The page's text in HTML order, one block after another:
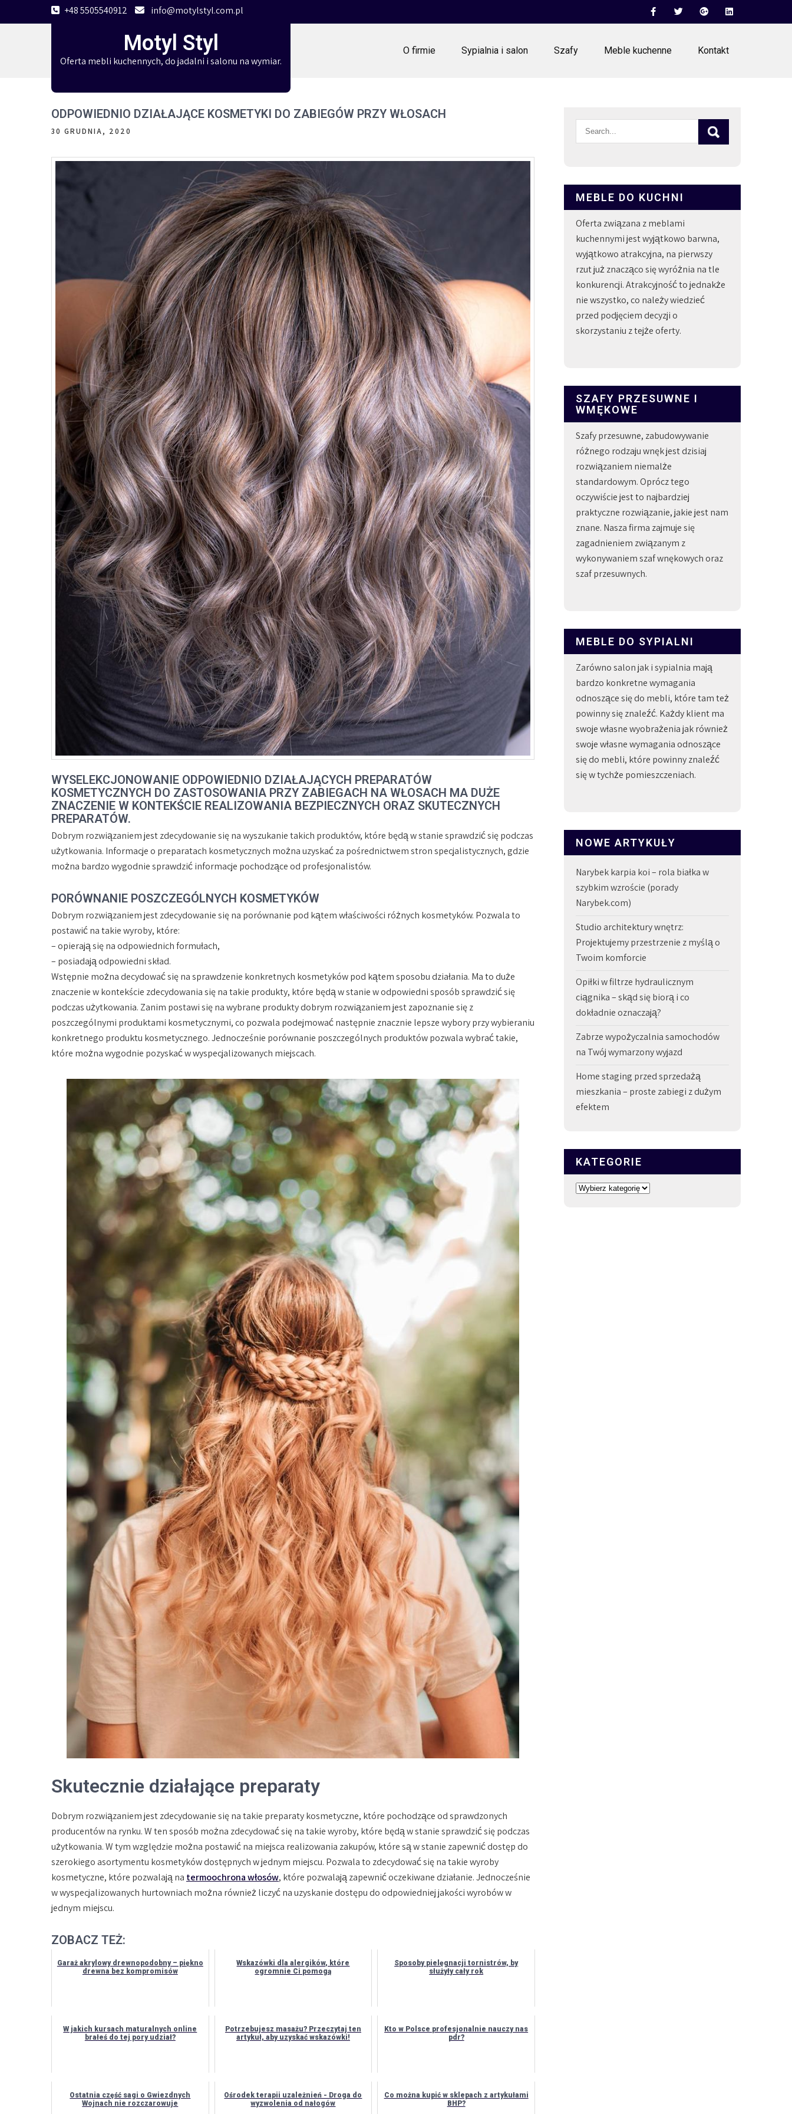
to
+48 5505540912 info@motylstyl.com.pl
Motyl Styl
Oferta mebli kuchennych, do jadalni i salonu na wymiar.
O firmie Sypialnia i salon Szafy Meble kuchenne Kontakt
ODPOWIEDNIO DZIAŁAJĄCE KOSMETYKI DO ZABIEGÓW PRZY WŁOSACH
30 GRUDNIA, 2020
WYSELEKCJONOWANIE ODPOWIEDNIO DZIAŁAJĄCYCH PREPARATÓW
KOSMETYCZNYCH DO ZASTOSOWANIA PRZY ZABIEGACH NA WŁOSACH MA DUŻE
ZNACZENIE W KONTEKŚCIE REALIZOWANIA BEZPIECZNYCH ORAZ SKUTECZNYCH
PREPARATÓW.
Dobrym rozwiązaniem jest zdecydowanie się na wyszukanie takich produktów, które będą w stanie sprawdzić się podczas
użytkowania. Informacje o preparatach kosmetycznych można uzyskać za pośrednictwem stron specjalistycznych, gdzie
można bardzo wygodnie sprawdzić informacje pochodzące od profesjonalistów.
PORÓWNANIE POSZCZEGÓLNYCH KOSMETYKÓW
Dobrym rozwiązaniem jest zdecydowanie się na porównanie pod kątem właściwości różnych kosmetyków. Pozwala to
postawić na takie wyroby, które:
– opierają się na odpowiednich formułach,
– posiadają odpowiedni skład.
Wstępnie można decydować się na sprawdzenie konkretnych kosmetyków pod kątem sposobu działania. Ma to duże
znaczenie w kontekście zdecydowania się na takie produkty, które będą w stanie w odpowiedni sposób sprawdzić się
podczas użytkowania. Zanim postawi się na wybrane produkty dobrym rozwiązaniem jest zapoznanie się z
poszczególnymi produktami kosmetycznymi, co pozwala podejmować następnie znacznie lepsze wybory przy wybieraniu
konkretnego produktu kosmetycznego. Jednocześnie porównanie poszczególnych produktów pozwala wybrać takie,
które można wygodnie pozyskać w wyspecjalizowanych miejscach.
Skutecznie działające preparaty
Dobrym rozwiązaniem jest zdecydowanie się na takie preparaty kosmetyczne, które pochodzące od sprawdzonych
producentów na rynku. W ten sposób można zdecydować się na takie wyroby, które będą w stanie sprawdzić się podczas
użytkowania. W tym względzie można postawić na miejsca realizowania zakupów, które są w stanie zapewnić dostęp do
szerokiego asortymentu kosmetyków dostępnych w jednym miejscu. Pozwala to zdecydować się na takie wyroby
kosmetyczne, które pozwalają na termoochrona włosów, które pozwalają zapewnić oczekiwane działanie. Jednocześnie
w wyspecjalizowanych hurtowniach można również liczyć na uzyskanie dostępu do odpowiedniej jakości wyrobów w
jednym miejscu.
ZOBACZ TEŻ:
Garaż akrylowy drewnopodobny – piękno
drewna bez kompromisów
Wskazówki dla alergików, które
ogromnie Ci pomogą
Sposoby pielęgnacji tornistrów, by
służyły cały rok
W jakich kursach maturalnych online
brałeś do tej pory udział?
Potrzebujesz masażu? Przeczytaj ten
artykuł, aby uzyskać wskazówki!
Kto w Polsce profesjonalnie nauczy nas
pdr?
Ostatnia część sagi o Gwiezdnych
Wojnach nie rozczarowuje
Ośrodek terapii uzależnień - Droga do
wyzwolenia od nałogów
Co można kupić w sklepach z artykułami
BHP?
MEBLE DO KUCHNI
Oferta związana z meblami
kuchennymi jest wyjątkowo barwna,
wyjątkowo atrakcyjna, na pierwszy
rzut już znacząco się wyróżnia na tle
konkurencji. Atrakcyjność to jednakże
nie wszystko, co należy wiedzieć
przed podjęciem decyzji o
skorzystaniu z tejże oferty.
SZAFY PRZESUWNE I
WMĘKOWE
Szafy przesuwne, zabudowywanie
różnego rodzaju wnęk jest dzisiaj
rozwiązaniem niemalże
standardowym. Oprócz tego
oczywiście jest to najbardziej
praktyczne rozwiązanie, jakie jest nam
znane. Nasza firma zajmuje się
zagadnieniem związanym z
wykonywaniem szaf wnękowych oraz
szaf przesuwnych.
MEBLE DO SYPIALNI
Zarówno salon jak i sypialnia mają
bardzo konkretne wymagania
odnoszące się do mebli, które tam też
powinny się znaleźć. Każdy klient ma
swoje własne wyobrażenia jak również
swoje własne wymagania odnoszące
się do mebli, które powinny znaleźć
się w tychże pomieszczeniach.
NOWE ARTYKUŁY
Narybek karpia koi – rola białka w
szybkim wzroście (porady
Narybek.com)
Studio architektury wnętrz:
Projektujemy przestrzenie z myślą o
Twoim komforcie
Opiłki w filtrze hydraulicznym
ciągnika – skąd się biorą i co
dokładnie oznaczają?
Zabrze wypożyczalnia samochodów
na Twój wymarzony wyjazd
Home staging przed sprzedażą
mieszkania – proste zabiegi z dużym
efektem
KATEGORIE
Kategorie